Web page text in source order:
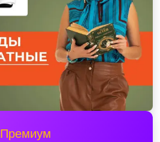
Премиум